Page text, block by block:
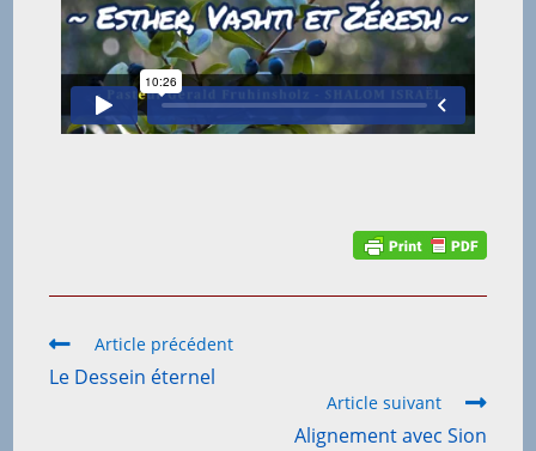
Article précédent
Le Dessein éternel
Article suivant
Alignement avec Sion